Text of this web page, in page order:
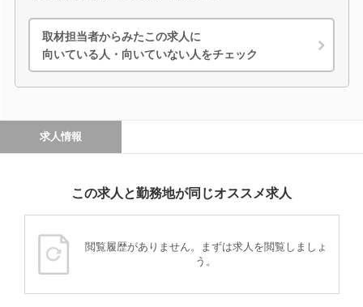
取材担当者からみたこの求人に
向いている人・向いていない人をチェック
求人情報
この求人と勤務地が同じオススメ求人
閲覧履歴がありません。まずは求人を閲覧しましょ
う。